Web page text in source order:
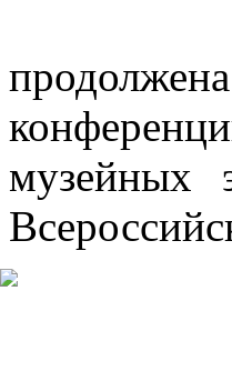
После
музейных